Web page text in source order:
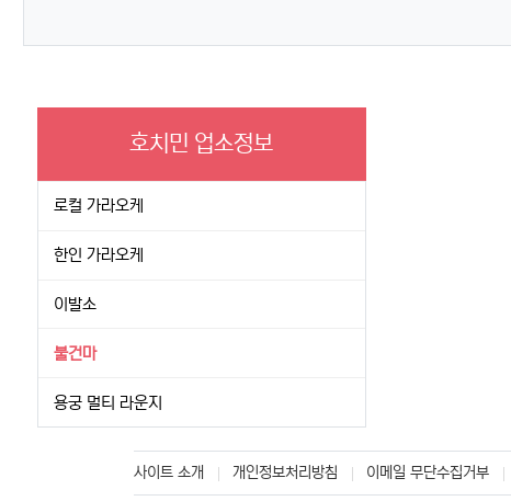
호치민 업소정보
로컬 가라오케
한인 가라오케
이발소
불건마
용궁 멀티 라운지
사이트 소개 개인정보처리방침 이메일 무단수집거부